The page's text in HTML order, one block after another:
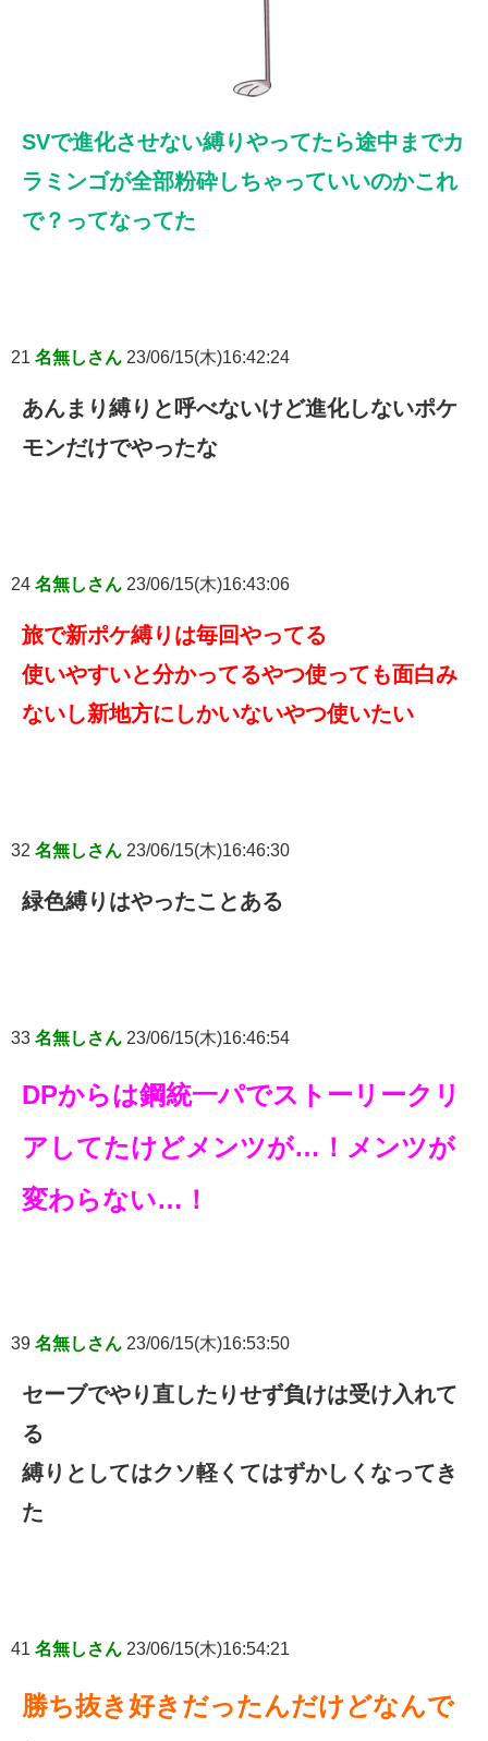
SVで進化させない縛りやってたら途中までカ
ラミンゴが全部粉砕しちゃっていいのかこれ
で？ってなってた
21 名無しさん 23/06/15(木)16:42:24
あんまり縛りと呼べないけど進化しないポケ
モンだけでやったな
24 名無しさん 23/06/15(木)16:43:06
旅で新ポケ縛りは毎回やってる
使いやすいと分かってるやつ使っても面白み
ないし新地方にしかいないやつ使いたい
32 名無しさん 23/06/15(木)16:46:30
緑色縛りはやったことある
33 名無しさん 23/06/15(木)16:46:54
DPからは鋼統一パでストーリークリ
アしてたけどメンツが…！メンツが
変わらない…！
39 名無しさん 23/06/15(木)16:53:50
セーブでやり直したりせず負けは受け入れて
る
縛りとしてはクソ軽くてはずかしくなってき
た
41 名無しさん 23/06/15(木)16:54:21
勝ち抜き好きだったんだけどなんで